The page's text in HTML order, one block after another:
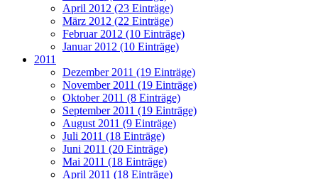
April 2012 (23 Einträge)
März 2012 (22 Einträge)
Februar 2012 (10 Einträge)
Januar 2012 (10 Einträge)
2011
Dezember 2011 (19 Einträge)
November 2011 (19 Einträge)
Oktober 2011 (8 Einträge)
September 2011 (19 Einträge)
August 2011 (9 Einträge)
Juli 2011 (18 Einträge)
Juni 2011 (20 Einträge)
Mai 2011 (18 Einträge)
April 2011 (18 Einträge)